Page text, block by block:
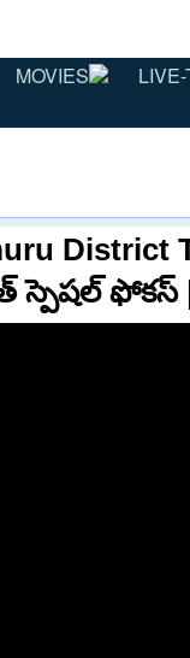
MOVIES
స్పెషల్ ఫోకస్